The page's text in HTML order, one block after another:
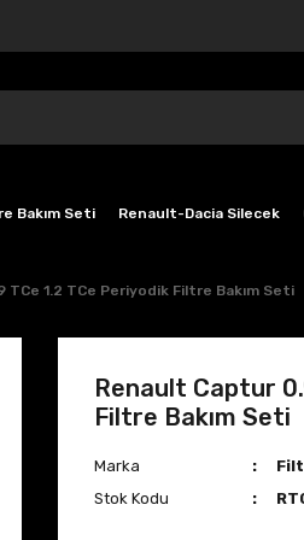
Bakım Seti Renault-Dacia Silecek
TCe 1.2 TCe Periyodik Filtre Bakım Seti
Renault Captur
Filtre Bakım Seti
Marka
Stok Kodu